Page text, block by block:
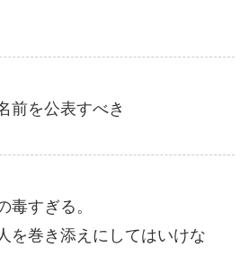
前を公表すべき
毒すぎる。
を巻き添えにしてはいけな